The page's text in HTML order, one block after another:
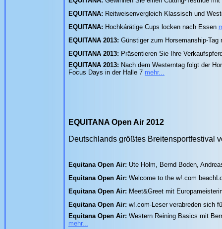
EQUITANA: Reitweisenvergleich Klassisch und
EQUITANA: Hochkárätige Cups locken nach Essen
EQUITANA 2013: Günstiger zum Horsemanship-
EQUITANA 2013: Präsentieren Sie Ihre
EQUITANA 2013: Nach dem Westerntag folgt der
Focus Days in der Halle 7 mehr...
EQUITANA Open Air 2012
Deutschlands größtes Breitensportfestival
Equitana Open Air: Ute Holm, Bernd Boden,
Equitana Open Air: Welcome to the w!.com
Equitana Open Air: Meet&Greet mit
Equitana Open Air: w!.com-Leser verabreden sich
Equitana Open Air: Western Reining Basics mit
mehr...